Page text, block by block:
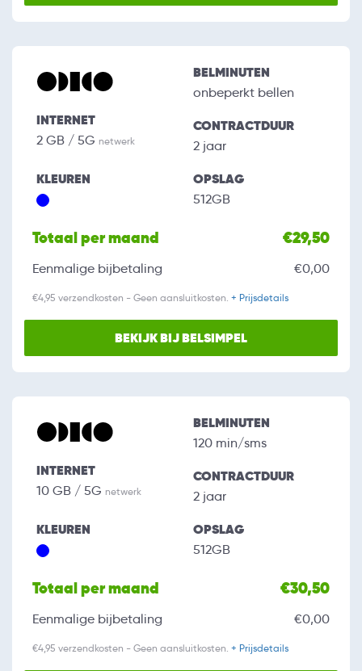
INTERNET
2 GB / 5G netwerk
BELMINUTEN
onbeperkt bellen
CONTRACTDUUR
2 jaar
KLEUREN OPSLAG
512GB
Totaal per maand €29,50
Eenmalige bijbetaling €0,00
€4,95 verzendkosten - Geen aansluitkosten. + Prijsdetails
BEKIJK BIJ BELSIMPEL
INTERNET
10 GB / 5G netwerk
BELMINUTEN
120 min/sms
CONTRACTDUUR
2 jaar
KLEUREN OPSLAG
512GB
Totaal per maand €30,50
Eenmalige bijbetaling €0,00
€4,95 verzendkosten - Geen aansluitkosten. + Prijsdetails